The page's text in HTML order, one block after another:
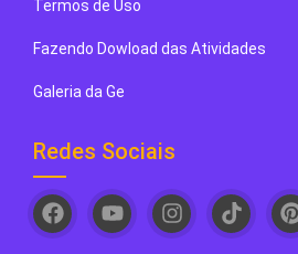
Termos de Uso
Fazendo Dowload das Atividades
Galeria da Ge
Redes Sociais